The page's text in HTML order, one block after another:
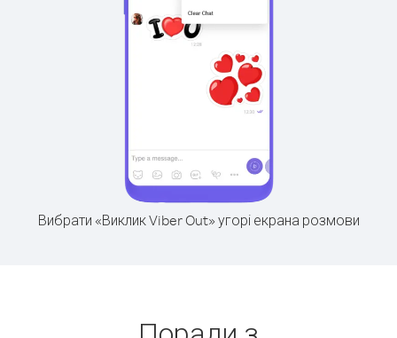
Вибрати «Виклик Viber Out» угорі екрана розмови